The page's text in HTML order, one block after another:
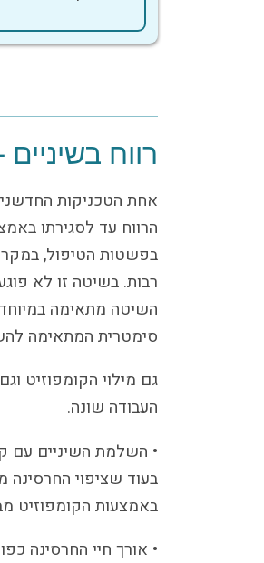
רווח
אחת הטכניקות
הרווח עד לסגירתו
בפשטות הטיפול,
רבות. בשיטה זו לא
השיטה מתאימה במיוחד
סימטרית המתאימה
גם מילוי הקומפוזיט
העבודה שונה.
• השלמת השיניים עם
בעוד שציפוי החרסינה
באמצעות הקומפוזיט
• אורך חיי החרסינה